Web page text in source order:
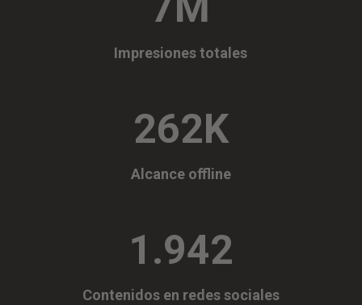
Impresiones totales
262K
Alcance offline
1.942
Contenidos en redes sociales